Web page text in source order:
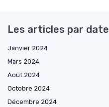
Les articles par date
Janvier 2024
Mars 2024
Août 2024
Octobre 2024
Décembre 2024